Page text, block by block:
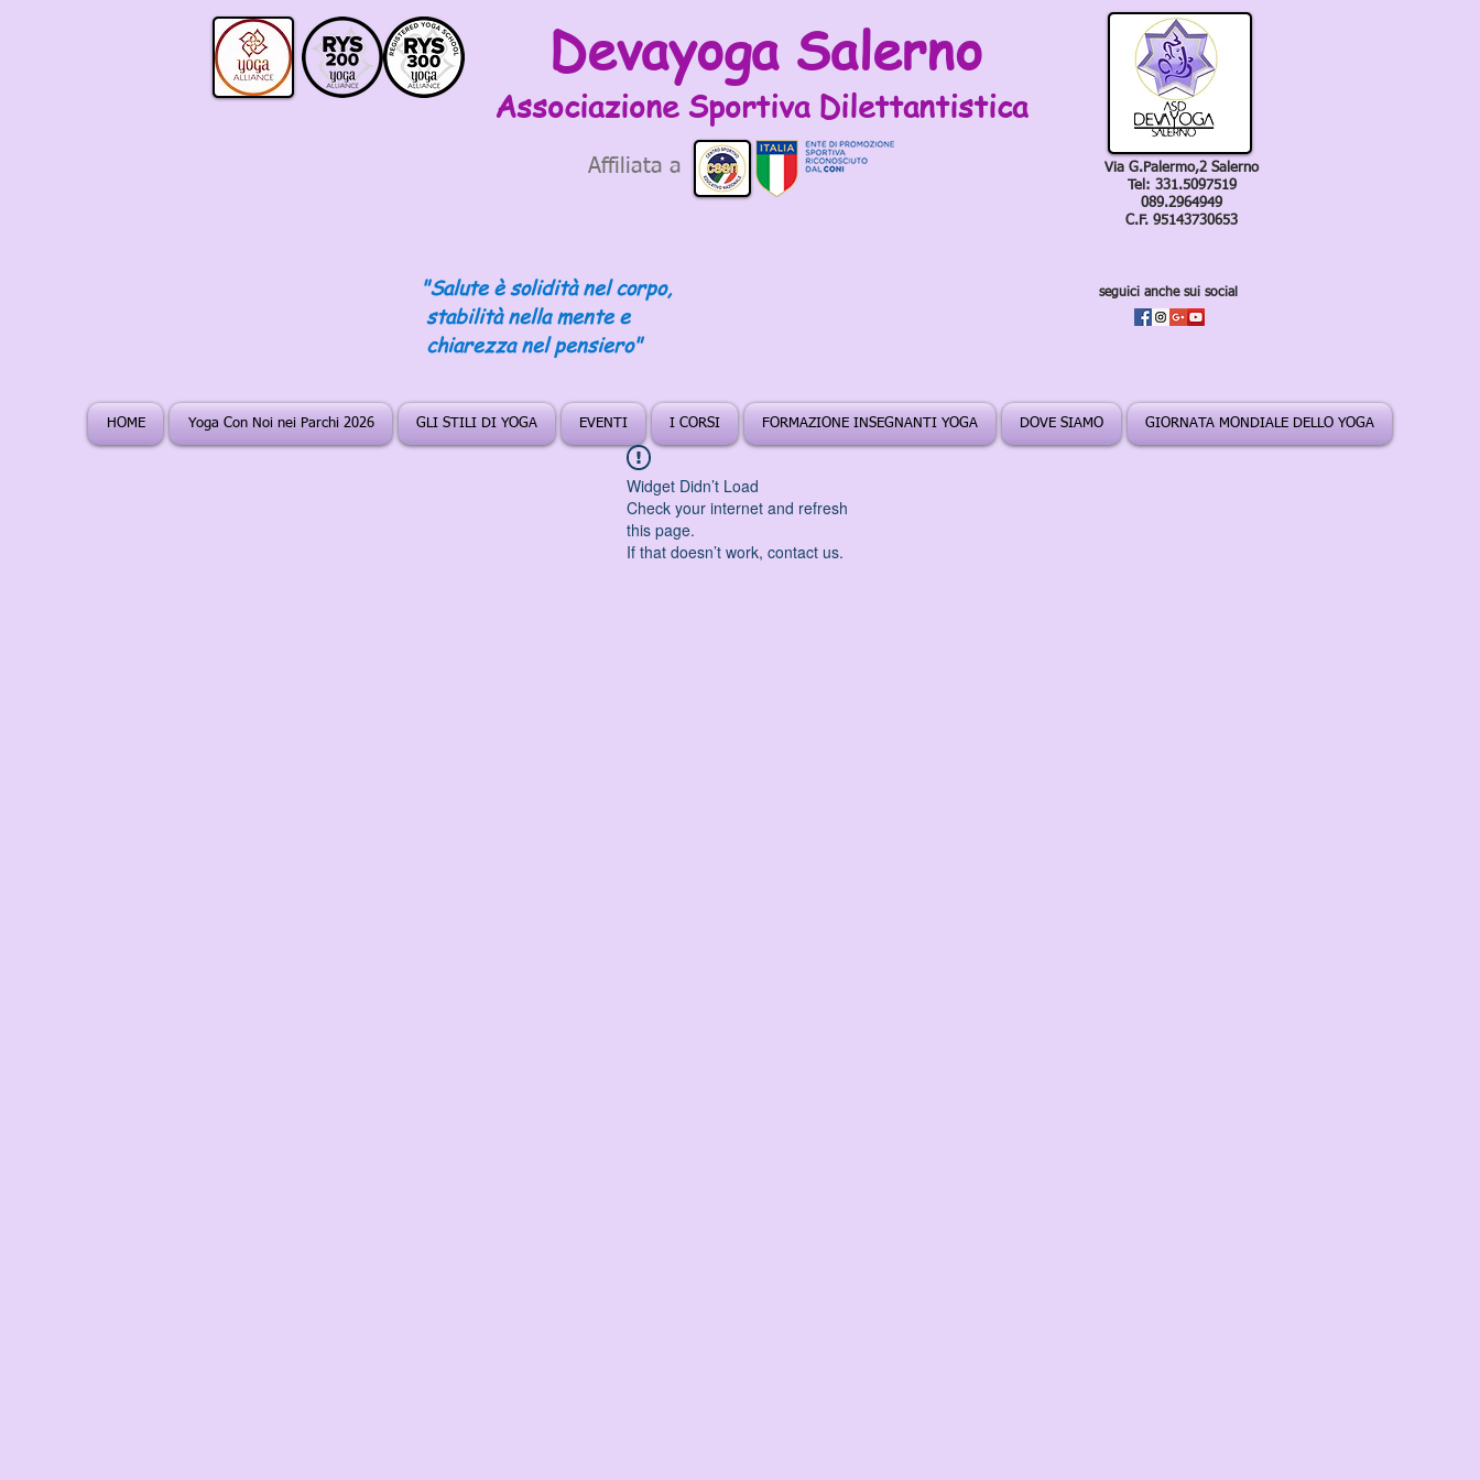
Devayoga Salerno
Associazione Sportiva Dilettantistica
Affiliata a
"Salute è solidità nel corpo,
stabilità nella mente e
chiarezza nel pensiero"
Via G.Palermo,2 Salerno
Tel: 331.5097519
089.2964949
C.F. 95143730653
seguici anche sui social
HOME Yoga Con Noi nei Parchi 2026 GLI STILI DI YOGA EVENTI I CORSI FORMAZIONE INSEGNANTI YOGA DOVE SIAMO GIORNATA MONDIALE DELLO YOGA
Widget Didn’t Load
Check your internet and refresh
this page.
If that doesn’t work, contact us.